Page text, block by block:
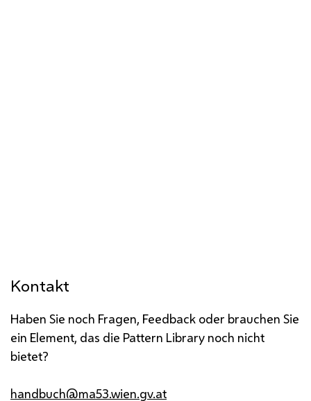
Kontakt
Haben Sie noch Fragen, Feedback oder brauchen Sie
ein Element, das die Pattern Library noch nicht
bietet?
handbuch@ma53.wien.gv.at